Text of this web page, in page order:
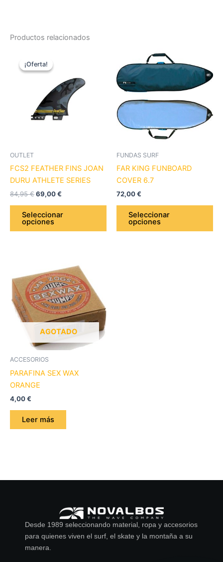
Productos relacionados
¡Oferta!
¡Oferta!
OUTLET
FCS2 FEATHER FINS JOAN
DURU ATHLETE SERIES
84,95€
precio
original
84,95 €.
69,00€
es:
69,00 €.
Seleccionar
opciones
producto
tiene
múltiples
variantes.
Las
opciones
página
producto
FUNDAS SURF
FAR KING FUNBOARD
COVER 6.7
72,00€
Seleccionar
opciones
AGOTADO
ACCESORIOS
PARAFINA SEX WAX
ORANGE
4,00€
Leer más
Desde 1989 seleccionando material, ropa y accesorios
para quienes viven el surf, el skate y la montaña a su
manera.